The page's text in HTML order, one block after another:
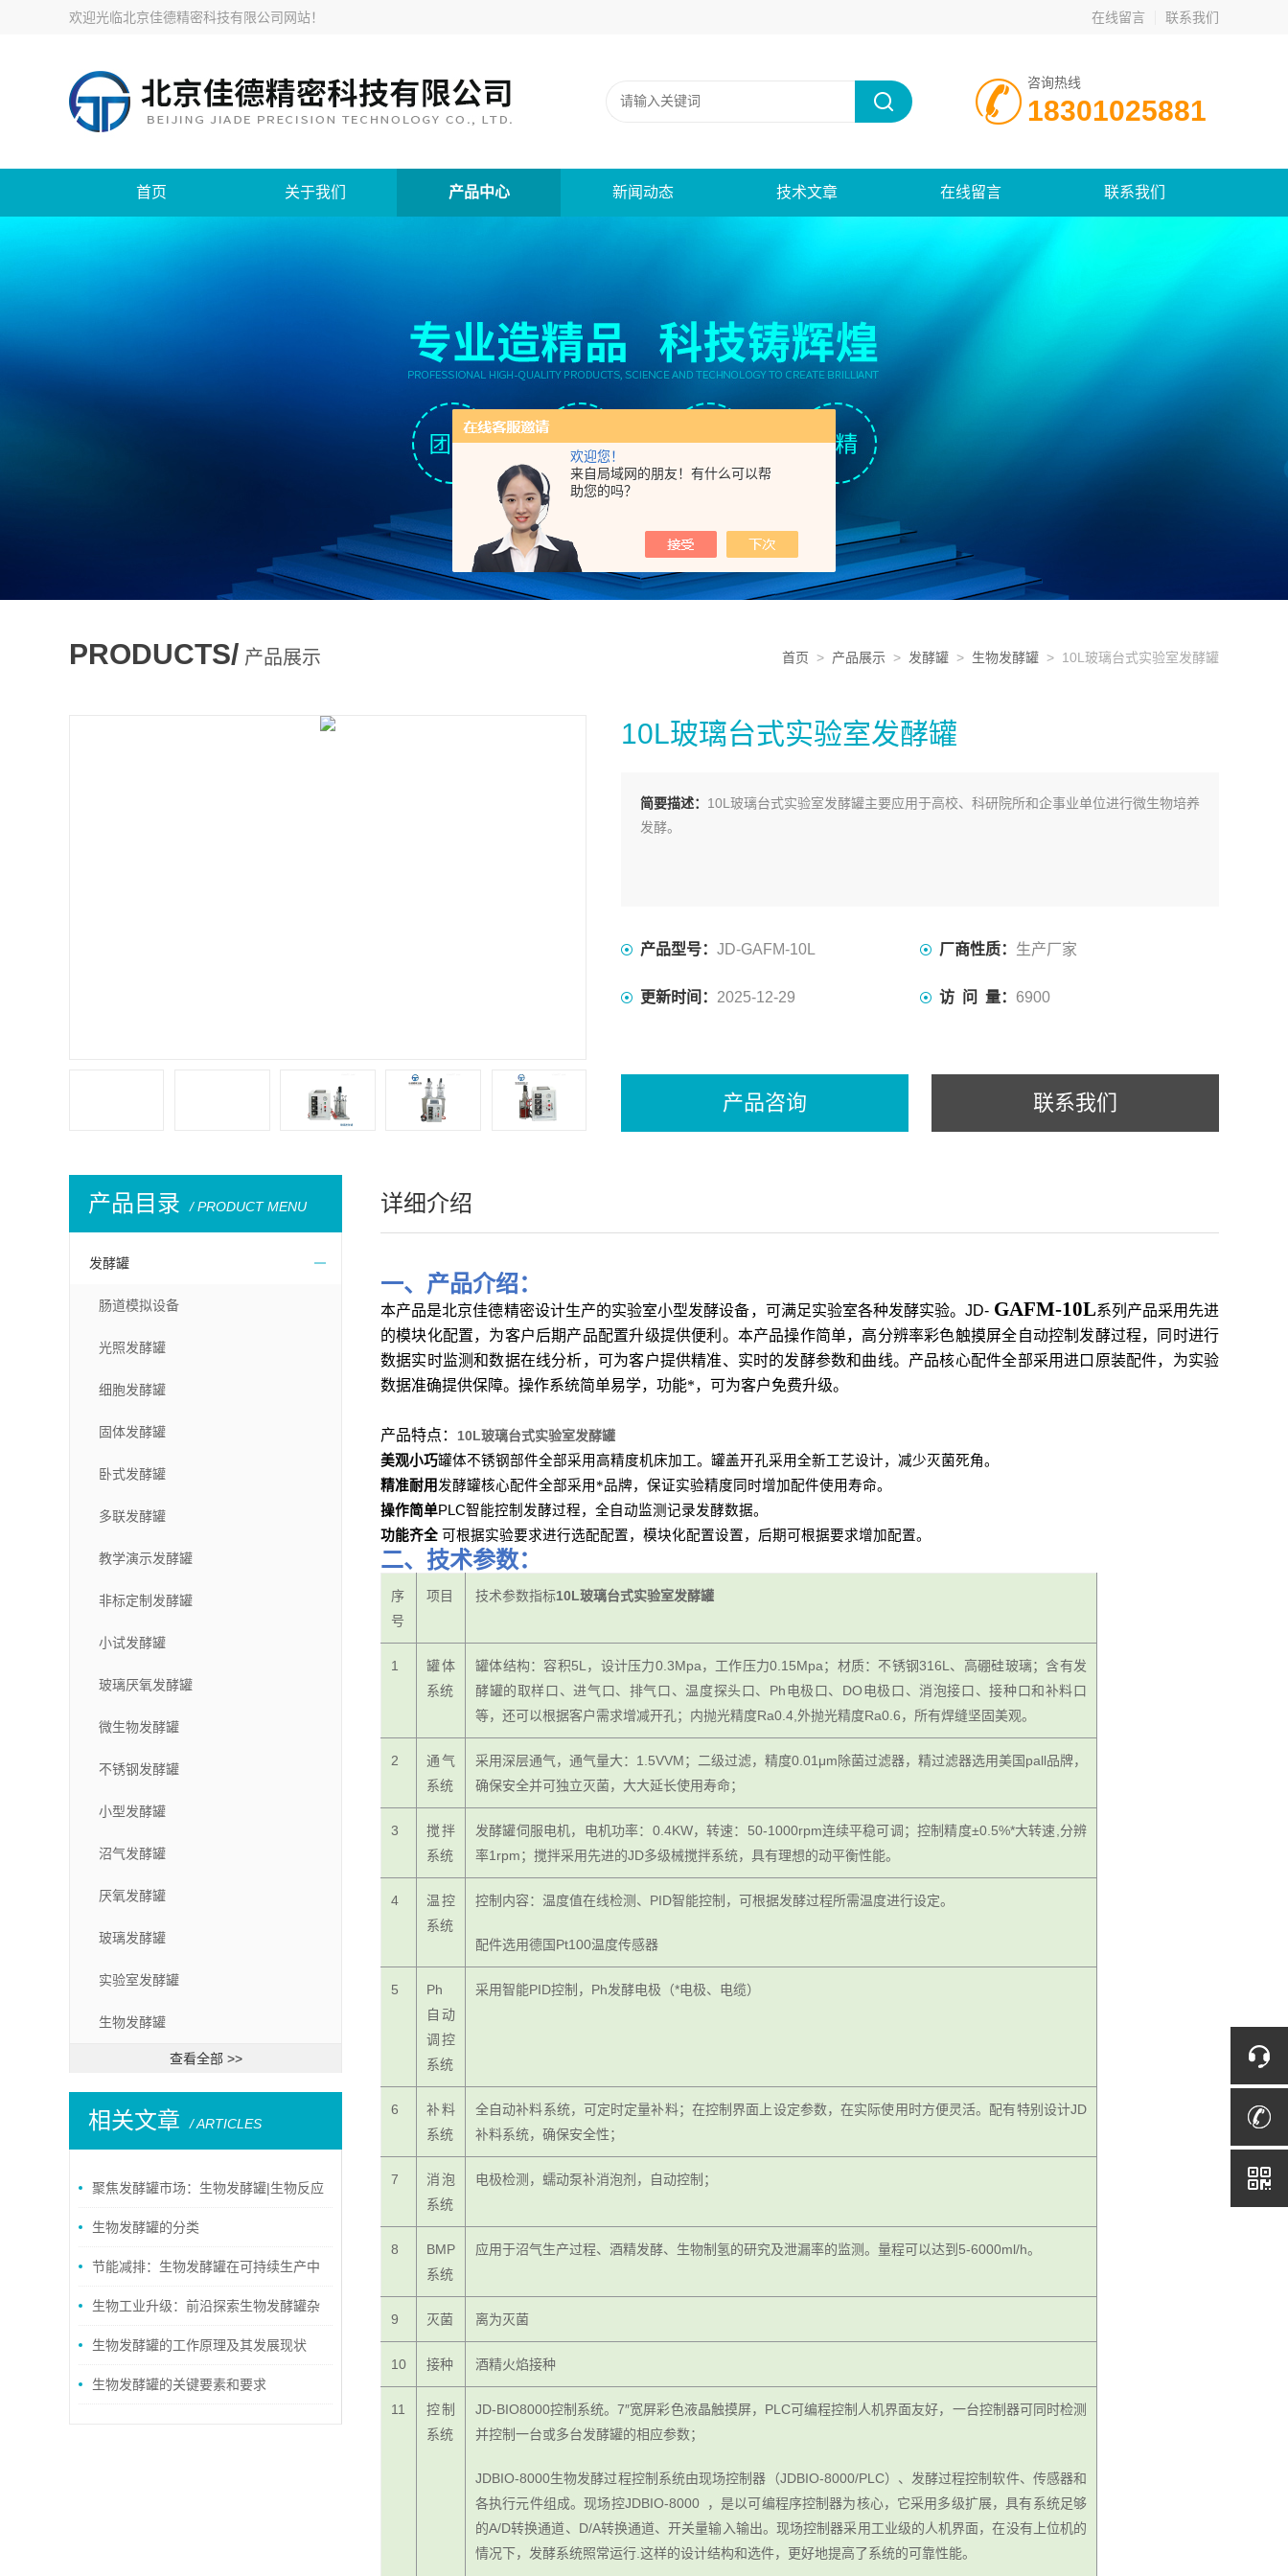
欢迎您！
来自局域网的朋友！有什么可以帮
助您的吗？
欢迎光临北京佳德精密科技有限公司网站！ 在线留言 联系我们
咨询热线
18301025881
首页 关于我们 产品中心 新闻动态 技术文章 在线留言 联系我们
PRODUCTS/ 产品展示 首页 > 产品展示 > 发酵罐 > 生物发酵罐 > 10L玻璃台式实验室发酵罐
10L玻璃台式实验室发酵罐
简要描述： 10L玻璃台式实验室发酵罐主要应用于高校、科研院所和企事业单位进行微生物培养
发酵。
产品型号： JD-GAFM-10L 厂商性质： 生产厂家
更新时间： 2025-12-29 访 问 量： 6900
产品咨询 联系我们
产品目录 / PRODUCT MENU
发酵罐
肠道模拟设备
光照发酵罐
细胞发酵罐
固体发酵罐
卧式发酵罐
多联发酵罐
教学演示发酵罐
非标定制发酵罐
小试发酵罐
玻璃厌氧发酵罐
微生物发酵罐
不锈钢发酵罐
小型发酵罐
沼气发酵罐
厌氧发酵罐
玻璃发酵罐
实验室发酵罐
生物发酵罐
查看全部 >>
相关文章 / ARTICLES
聚焦发酵罐市场：生物发酵罐|生物反应
器品牌排行及核心厂家集锦
生物发酵罐的分类
节能减排：生物发酵罐在可持续生产中
的作用
生物工业升级：前沿探索生物发酵罐杂
菌预防的赋能之路
生物发酵罐的工作原理及其发展现状
生物发酵罐的关键要素和要求
详细介绍
一、产品介绍：
本产品是北京佳德精密设计生产的实验室小型发酵设备，可满足实验室各种发酵实验。JD- GAFM-10L系列产品采用先进
的模块化配置，为客户后期产品配置升级提供便利。本产品操作简单，高分辨率彩色触摸屏全自动控制发酵过程，同时进行
数据实时监测和数据在线分析，可为客户提供精准、实时的发酵参数和曲线。产品核心配件全部采用进口原装配件，为实验
数据准确提供保障。操作系统简单易学，功能*，可为客户免费升级。
产品特点： 10L玻璃台式实验室发酵罐
美观小巧罐体不锈钢部件全部采用高精度机床加工。罐盖开孔采用全新工艺设计，减少灭菌死角。
精准耐用 发酵罐核心配件全部采用*品牌，保证实验精度同时增加配件使用寿命。
操作简单PLC智能控制发酵过程，全自动监测记录发酵数据。
功能齐全 可根据实验要求进行选配配置，模块化配置设置，后期可根据要求增加配置。
二、技术参数：
序
号
项目 技术参数指标10L玻璃台式实验室发酵罐
1
罐体
系统
罐体结构：容积5L，设计压力0.3Mpa，工作压力0.15Mpa；材质：不锈钢316L、高硼硅玻璃；含有发
酵罐的取样口、进气口、排气口、温度探头口、Ph电极口、DO电极口、消泡接口、接种口和补料口
等，还可以根据客户需求增减开孔；内抛光精度Ra0.4,外抛光精度Ra0.6，所有焊缝坚固美观。
2
通气
系统
采用深层通气，通气量大：1.5VVM；二级过滤，精度0.01μm除菌过滤器，精过滤器选用美国pall品牌，
确保安全并可独立灭菌，大大延长使用寿命；
3
搅拌
系统
发酵罐伺服电机，电机功率：0.4KW，转速：50-1000rpm连续平稳可调；控制精度±0.5%*大转速,分辨
率1rpm；搅拌采用先进的JD多级械搅拌系统，具有理想的动平衡性能。
4
温控
系统
控制内容：温度值在线检测、PID智能控制，可根据发酵过程所需温度进行设定。
配件选用德国Pt100温度传感器
5
Ph
自动
调控
系统
采用智能PID控制，Ph发酵电极（*电极、电缆）
6
补料
系统
全自动补料系统，可定时定量补料；在控制界面上设定参数，在实际使用时方便灵活。配有特别设计JD
补料系统，确保安全性；
7
消泡
系统
电极检测，蠕动泵补消泡剂，自动控制；
8
BMP
系统
应用于沼气生产过程、酒精发酵、生物制氢的研究及泄漏率的监测。量程可以达到5-6000ml/h。
9 灭菌 离为灭菌
10 接种 酒精火焰接种
11
控制
系统
JD-BIO8000控制系统。7″宽屏彩色液晶触摸屏，PLC可编程控制人机界面友好，一台控制器可同时检测
并控制一台或多台发酵罐的相应参数；
JDBIO-8000生物发酵过程控制系统由现场控制器（JDBIO-8000/PLC）、发酵过程控制软件、传感器和
各执行元件组成。现场控JDBIO-8000 ，是以可编程序控制器为核心，它采用多级扩展，具有系统足够
的A/D转换通道、D/A转换通道、开关量输入输出。现场控制器采用工业级的人机界面，在没有上位机的
情况下，发酵系统照常运行.这样的设计结构和选件，更好地提高了系统的可靠性能。